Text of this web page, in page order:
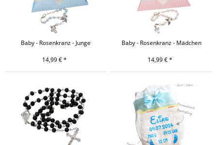
Baby - Rosenkranz - Junge
14,99 € *
Baby - Rosenkranz - Mädchen
14,99 € *